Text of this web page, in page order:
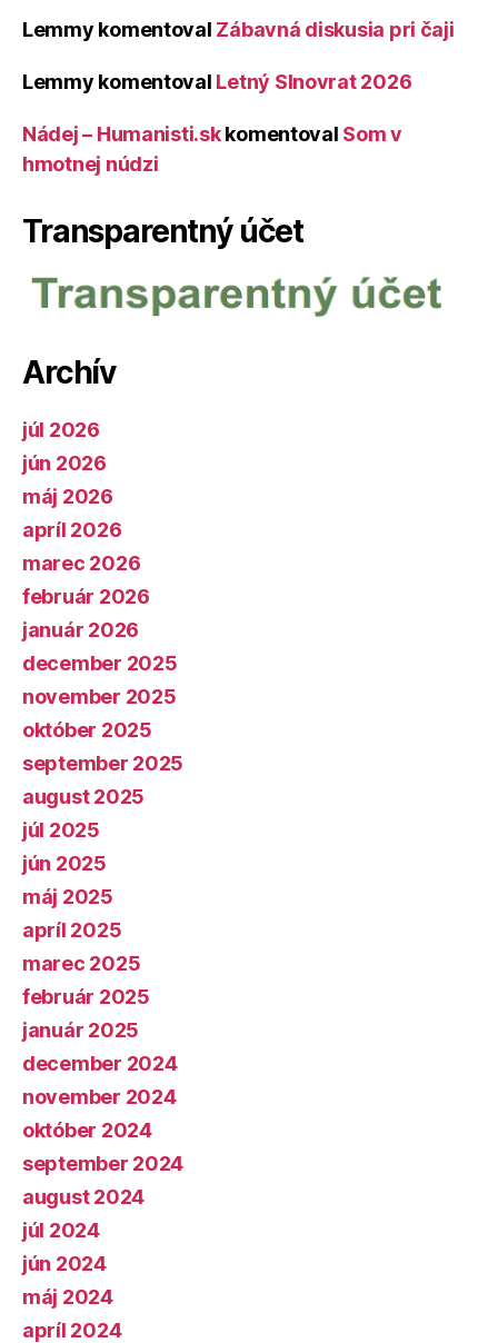
Lemmy komentoval Zábavná diskusia pri čaji
Lemmy komentoval Letný Slnovrat 2026
Nádej – Humanisti.skkomentoval Som v
hmotnej núdzi
Transparentný účet
Archív
júl 2026
jún 2026
máj 2026
apríl 2026
marec 2026
február 2026
január 2026
december 2025
november 2025
október 2025
september 2025
august 2025
júl 2025
jún 2025
máj 2025
apríl 2025
marec 2025
február 2025
január 2025
december 2024
november 2024
október 2024
september 2024
august 2024
júl 2024
jún 2024
máj 2024
apríl 2024